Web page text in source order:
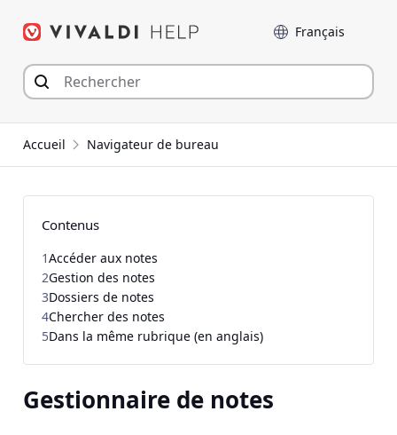
Langue
Accueil Navigateur de bureau
Gestionnaire de notes
Contenus
1Accéder aux notes
2Gestion des notes
3Dossiers de notes
4Chercher des notes
5Dans la même rubrique (en anglais)